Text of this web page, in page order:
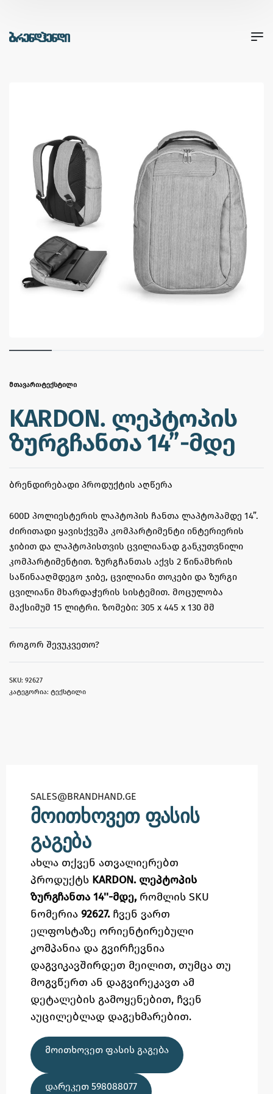
ᲛᲗᲐᲕᲐᲠᲘ›ᲢᲔᲥᲡᲢᲘᲚᲘ
KARDON. ლეპტოპის
ზურგჩანთა 14”-მდე
ᲑᲠᲔᲜᲓᲘᲠᲔᲑᲐᲓᲘ ᲞᲠᲝᲓᲣᲥᲢᲘᲡ ᲐᲦᲬᲔᲠᲐ
600D პოლიესტერის ლაპტოპის ჩანთა ლაპტოპამდე 14”.
ძირითადი ყავისქვეშა კომპარტიმენტი ინტერიერის
ჯიბით და ლაპტოპისთვის ცვილიანად განკუთვნილი
კომპარტიმენტით. ზურგჩანთას აქვს 2 წინამხრის
საწინააღმდეგო ჯიბე, ცვილიანი თოკები და ზურგი
ცვილიანი მხარდაჭერის სისტემით. მოცულობა
მაქსიმუმ 15 ლიტრი. ზომები: 305 x 445 x 130 მმ
ᲠᲝᲒᲝᲠ ᲨᲔᲕᲣᲙᲕᲔᲗᲝ?
92627
კატეგორია: ტექსტილი
SALES@BRANDHAND.GE​
მოითხოვეთ ფასის
გაგება
ახლა თქვენ ათვალიერებთ
პროდუქტს KARDON. ლეპტოპის
ზურგჩანთა 14''-მდე, რომლის SKU
ნომერია 92627. ჩვენ ვართ
ელფოსტაზე ორიენტირებული
კომპანია და გვირჩევნია
დაგვიკავშირდეთ მეილით, თუმცა თუ
მოგვწერთ ან დაგვირეკავთ ამ
დეტალების გამოყენებით, ჩვენ
აუცილებლად დაგეხმარებით.
ᲛᲝᲘᲗᲮᲝᲕᲔᲗ ᲤᲐᲡᲘᲡ ᲒᲐᲒᲔᲑᲐ
ᲓᲐᲠᲔᲙᲔᲗ 598088077